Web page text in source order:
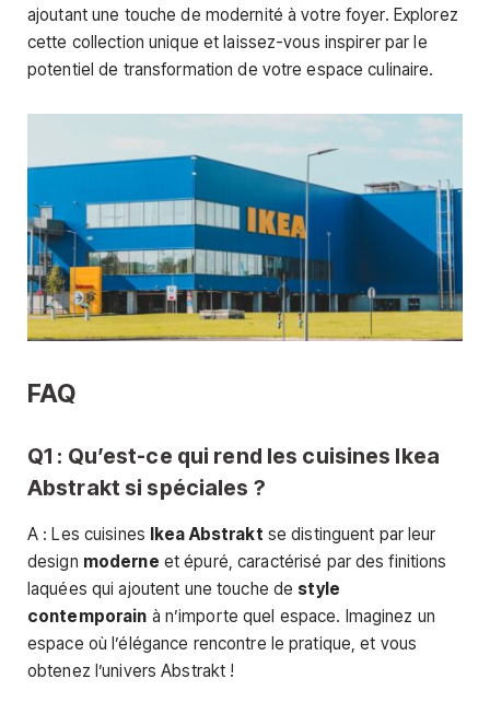
ajoutant une touche de modernité à votre foyer. Explorez
cette collection unique et laissez-vous inspirer par le
potentiel de transformation de votre espace culinaire.
FAQ
Q1 : Qu’est-ce qui rend les cuisines Ikea
Abstrakt si spéciales ?
A : Les cuisines Ikea Abstrakt se distinguent par leur
design moderne et épuré, caractérisé par des finitions
laquées qui ajoutent une touche de style
contemporain à n’importe quel espace. Imaginez un
espace où l’élégance rencontre le pratique, et vous
obtenez l’univers Abstrakt !